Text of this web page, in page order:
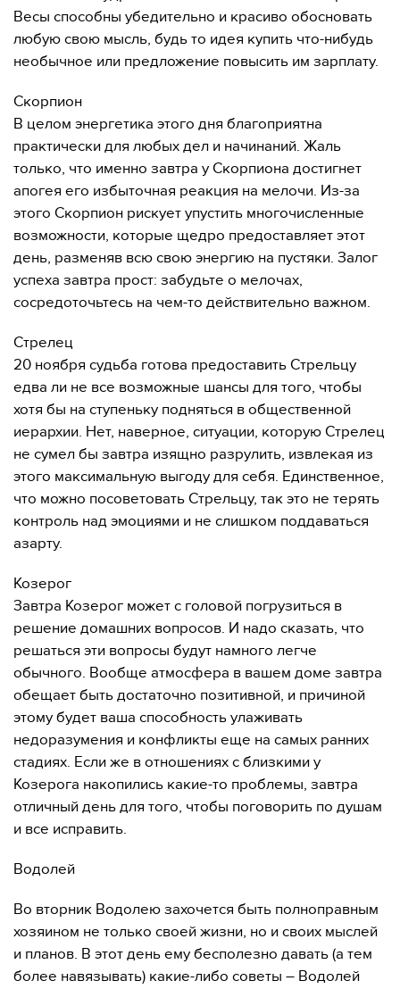
Весы способны убедительно и красиво обосновать
любую свою мысль, будь то идея купить что-нибудь
необычное или предложение повысить им зарплату.
Скорпион
В целом энергетика этого дня благоприятна
практически для любых дел и начинаний. Жаль
только, что именно завтра у Скорпиона достигнет
апогея его избыточная реакция на мелочи. Из-за
этого Скорпион рискует упустить многочисленные
возможности, которые щедро предоставляет этот
день, разменяв всю свою энергию на пустяки. Залог
успеха завтра прост: забудьте о мелочах,
сосредоточьтесь на чем-то действительно важном.
Стрелец
20 ноября судьба готова предоставить Стрельцу
едва ли не все возможные шансы для того, чтобы
хотя бы на ступеньку подняться в общественной
иерархии. Нет, наверное, ситуации, которую Стрелец
не сумел бы завтра изящно разрулить, извлекая из
этого максимальную выгоду для себя. Единственное,
что можно посоветовать Стрельцу, так это не терять
контроль над эмоциями и не слишком поддаваться
азарту.
Козерог
Завтра Козерог может с головой погрузиться в
решение домашних вопросов. И надо сказать, что
решаться эти вопросы будут намного легче
обычного. Вообще атмосфера в вашем доме завтра
обещает быть достаточно позитивной, и причиной
этому будет ваша способность улаживать
недоразумения и конфликты еще на самых ранних
стадиях. Если же в отношениях с близкими у
Козерога накопились какие-то проблемы, завтра
отличный день для того, чтобы поговорить по душам
и все исправить.
Водолей
Во вторник Водолею захочется быть полноправным
хозяином не только своей жизни, но и своих мыслей
и планов. В этот день ему бесполезно давать (а тем
более навязывать) какие-либо советы – Водолей